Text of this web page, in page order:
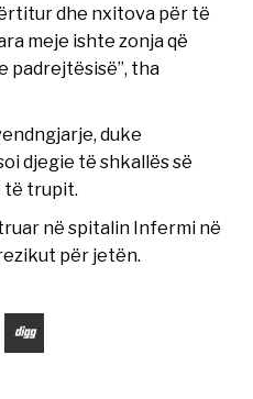
dhe nxitova për të
meje ishte zonja që
padrejtësisë”, tha
duke
djegie të shkallës së
të trupit.
në spitalin Infermi në
për jetën.